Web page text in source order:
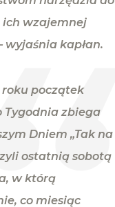
ich wzajemnej
wyjaśnia kapłan.
roku początek
Tygodnia zbiega
Dniem „Tak na
ostatnią sobotą
w którą
co miesiąc